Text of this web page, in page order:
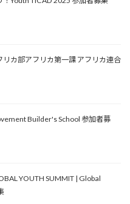
カ部アフリカ第一課 アフリカ連合
Builder's School 参加者募
YOUTH SUMMIT | Global